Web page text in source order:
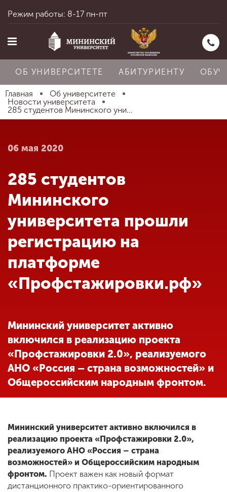
Главная
Абитуриенту
Обучение
Наука
Другие виды
деятельности
Студенческая жизнь
Сведения об
образовательной
организации
ENG SPN CHI
Режим работы: 8-17 пн-пт
ОБ УНИВЕРСИТЕТЕ АБИТУРИЕНТУ
Главная
Об университете
Новости университета
285 студентов Мининского уни...
06 мая 2020
285 студентов
Мининского
университета прошли
регистрацию на
платформе
«Профстажировки.рф»
Мининский университет активно
включился в реализацию проекта
«Профстажировки 2.0», реализуемого
АНО «Россия – страна возможностей» и
Общероссийским народным фронтом.
Мининский университет активно включился в
реализацию проекта «Профстажировки 2.0»,
реализуемого АНО «Россия – страна
возможностей» и Общероссийским народным
фронтом. Проект важен как новый формат
дистанционного практико-ориентированного